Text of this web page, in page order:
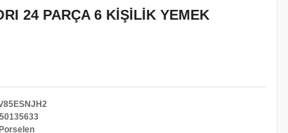
24 PARÇA 6 KİŞİLİK YEMEK